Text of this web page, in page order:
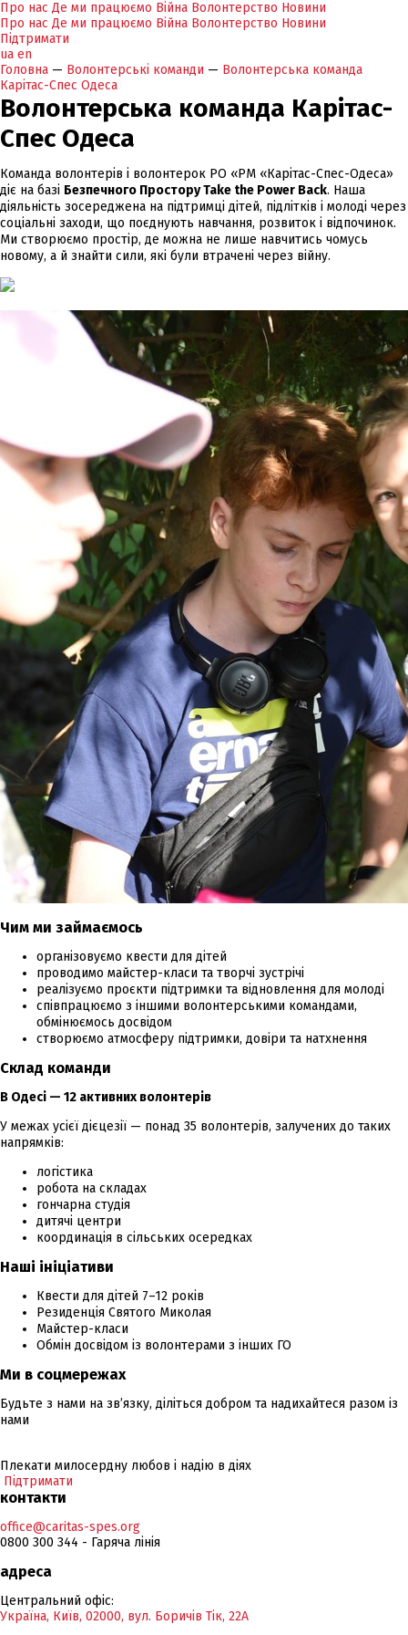
Про нас Де ми працюємо Війна Волонтерство Новини
Про нас Де ми працюємо Війна Волонтерство Новини
Підтримати
ua en
Головна — Волонтерські команди — Волонтерська команда
Карітас-Спес Одеса
Волонтерська команда Карітас-
Спес Одеса
Команда волонтерів і волонтерок РО «РМ «Карітас-Спес-Одеса»
діє на базі Безпечного Простору Take the Power Back. Наша
діяльність зосереджена на підтримці дітей, підлітків і молоді через
соціальні заходи, що поєднують навчання, розвиток і відпочинок.
Ми створюємо простір, де можна не лише навчитись чомусь
новому, а й знайти сили, які були втрачені через війну.
Чим ми займаємось
організовуємо квести для дітей
проводимо майстер-класи та творчі зустрічі
реалізуємо проєкти підтримки та відновлення для молоді
співпрацюємо з іншими волонтерськими командами,
обмінюємось досвідом
створюємо атмосферу підтримки, довіри та натхнення
Склад команди
В Одесі — 12 активних волонтерів
У межах усієї дієцезії — понад 35 волонтерів, залучених до таких
напрямків:
логістика
робота на складах
гончарна студія
дитячі центри
координація в сільських осередках
Наші ініціативи
Квести для дітей 7–12 років
Резиденція Святого Миколая
Майстер-класи
Обмін досвідом із волонтерами з інших ГО
Ми в соцмережах
Будьте з нами на зв’язку, діліться добром та надихайтеся разом із
нами
Плекати милосердну любов і надію в діях
Підтримати
контакти
office@caritas-spes.org
0800 300 344 - Гаряча лінія
адреса
Центральний офіс:
Україна, Київ, 02000, вул. Боричів Тік, 22А